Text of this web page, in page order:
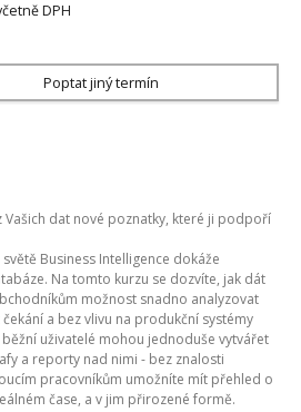
DPH
Poptat jiný termín
Vašich dat nové poznatky, které ji podpoří
Business Intelligence dokáže
Na tomto kurzu se dozvíte, jak dát
možnost snadno analyzovat
a bez vlivu na produkční systémy
uživatelé mohou jednoduše vytvářet
a reporty nad nimi - bez znalosti
pracovníkům umožníte mít přehled o
čase, a v jim přirozené formě.